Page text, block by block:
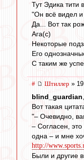
Тут Эдика тити
"Он всё видел
Да... Вот так
Ага(с)
Некоторые
Его
С таким же
# Штиллер »
blind_guardian
Вот такая
"– Очевидно,
– Согласен,
одна – и мне
http://
Были и другие